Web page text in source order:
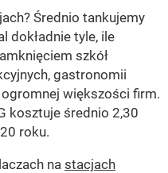
Średnio tankujemy
dokładnie tyle, ile
szkół
gastronomii
większości firm.
kosztuje średnio 2,30
roku.
na stacjach